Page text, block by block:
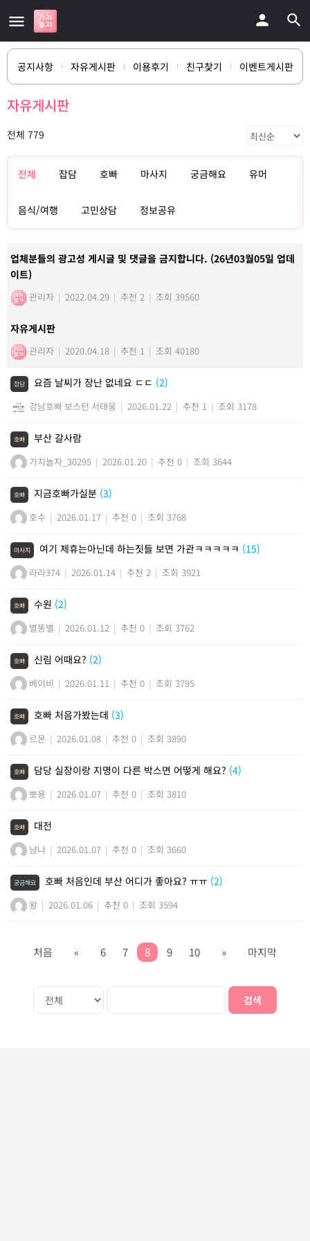
공지사항 자유게시판 이용후기 친구찾기 이벤트게시판
자유게시판
전체 779
전체 잡담 호빠 마사지 궁금해요 유머
음식/여행 고민상담 정보공유
업체분들의 광고성 게시글 및 댓글을 금지합니다. (26년03월05일 업데
이트)
관리자 | 2022.04.29 | 추천 2 | 조회 39560
자유게시판
관리자 | 2020.04.18 | 추천 1 | 조회 40180
잡담 요즘 날씨가 장난 없네요 ㄷㄷ (2)
강남호빠 보스턴 서태웅 | 2026.01.22 | 추천 1 | 조회 3178
호빠 부산 갈사람
가치놀자_30295 | 2026.01.20 | 추천 0 | 조회 3644
호빠 지금호빠가실분 (3)
호수 | 2026.01.17 | 추천 0 | 조회 3768
마사지 여기 제휴는아닌데 하는짓들 보면 가관ㅋㅋㅋㅋㅋ (15)
라라374 | 2026.01.14 | 추천 2 | 조회 3921
호빠 수원 (2)
별똥별 | 2026.01.12 | 추천 0 | 조회 3762
호빠 신림 어때요? (2)
베이비 | 2026.01.11 | 추천 0 | 조회 3795
호빠 호빠 처음가봤는데 (3)
르몬 | 2026.01.08 | 추천 0 | 조회 3890
호빠 담당 실장이랑 지명이 다른 박스면 어떻게 해요? (4)
뽀용 | 2026.01.07 | 추천 0 | 조회 3810
호빠 대전
냠냐 | 2026.01.07 | 추천 0 | 조회 3660
궁금해요 호빠 처음인데 부산 어디가 좋아요? ㅠㅠ (2)
왕 | 2026.01.06 | 추천 0 | 조회 3594
처음 « 6 7 8 9 10 » 마지막
검색